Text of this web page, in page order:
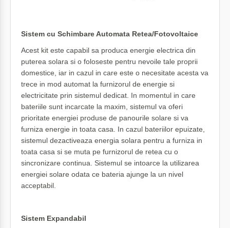
Sistem cu Schimbare Automata Retea/Fotovoltaice
Acest kit este capabil sa produca energie electrica din
puterea solara si o foloseste pentru nevoile tale proprii
domestice, iar in cazul in care este o necesitate acesta va
trece in mod automat la furnizorul de energie si
electricitate prin sistemul dedicat. In momentul in care
bateriile sunt incarcate la maxim, sistemul va oferi
prioritate energiei produse de panourile solare si va
furniza energie in toata casa. In cazul bateriilor epuizate,
sistemul dezactiveaza energia solara pentru a furniza in
toata casa si se muta pe furnizorul de retea cu o
sincronizare continua. Sistemul se intoarce la utilizarea
energiei solare odata ce bateria ajunge la un nivel
acceptabil.
Sistem Expandabil